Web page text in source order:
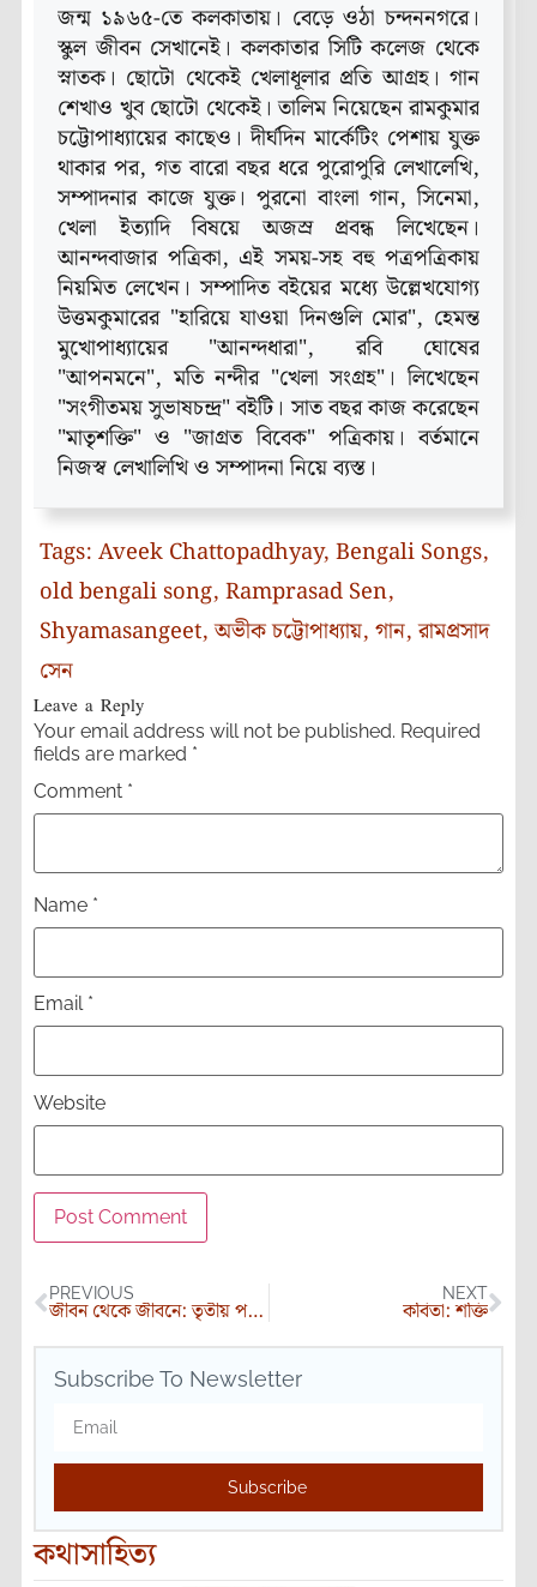
জন্ম ১৯৬৫-তে কলকাতায়। বেড়ে ওঠা চন্দননগরে।
স্কুল জীবন সেখানেই। কলকাতার সিটি কলেজ থেকে
স্নাতক। ছোটো থেকেই খেলাধূলার প্রতি আগ্রহ। গান
শেখাও খুব ছোটো থেকেই। তালিম নিয়েছেন রামকুমার
চট্টোপাধ্যায়ের কাছেও। দীর্ঘদিন মার্কেটিং পেশায় যুক্ত
থাকার পর, গত বারো বছর ধরে পুরোপুরি লেখালেখি,
সম্পাদনার কাজে যুক্ত। পুরনো বাংলা গান, সিনেমা,
খেলা ইত্যাদি বিষয়ে অজস্র প্রবন্ধ লিখেছেন।
আনন্দবাজার পত্রিকা, এই সময়-সহ বহু পত্রপত্রিকায়
নিয়মিত লেখেন। সম্পাদিত বইয়ের মধ্যে উল্লেখযোগ্য
উত্তমকুমারের "হারিয়ে যাওয়া দিনগুলি মোর", হেমন্ত
মুখোপাধ‍্যায়ের "আনন্দধারা", রবি ঘোষের
"আপনমনে", মতি নন্দীর "খেলা সংগ্রহ"। লিখেছেন
"সংগীতময় সুভাষচন্দ্র" বইটি। সাত বছর কাজ করেছেন
"মাতৃশক্তি" ও "জাগ্রত বিবেক" পত্রিকায়। বর্তমানে
নিজস্ব লেখালিখি ও সম্পাদনা নিয়ে ব্যস্ত।
Tags: Aveek Chattopadhyay, Bengali Songs,
old bengali song, Ramprasad Sen,
Shyamasangeet,অভীক চট্টোপাধ্যায়, গান,রামপ্রসাদ
সেন
Leave a Reply
Your email address will not be published. Required
fields are marked *
Comment *
Name *
Email *
Website
PREVIOUS
জীবন থেকে জীবনে: তৃতীয় পর্যায়-পর্ব ৯
NEXT
কবিতা: শক্তি
Subscribe To Newsletter
Subscribe
কথাসাহিত্য